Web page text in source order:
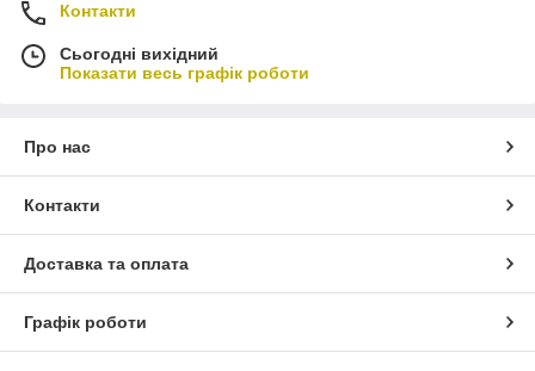
Контакти
Сьогодні вихідний
Показати весь графік роботи
Про нас
Контакти
Доставка та оплата
Графік роботи